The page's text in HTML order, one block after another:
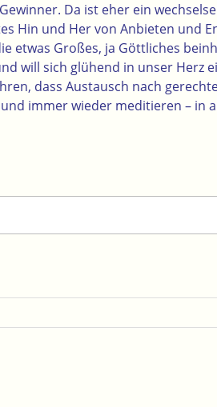
Da ist eher ein
Hin und Her von Anbieten und
etwas Großes, ja Göttliches
will sich glühend in unser Herz
dass Austausch nach
immer wieder meditieren – in